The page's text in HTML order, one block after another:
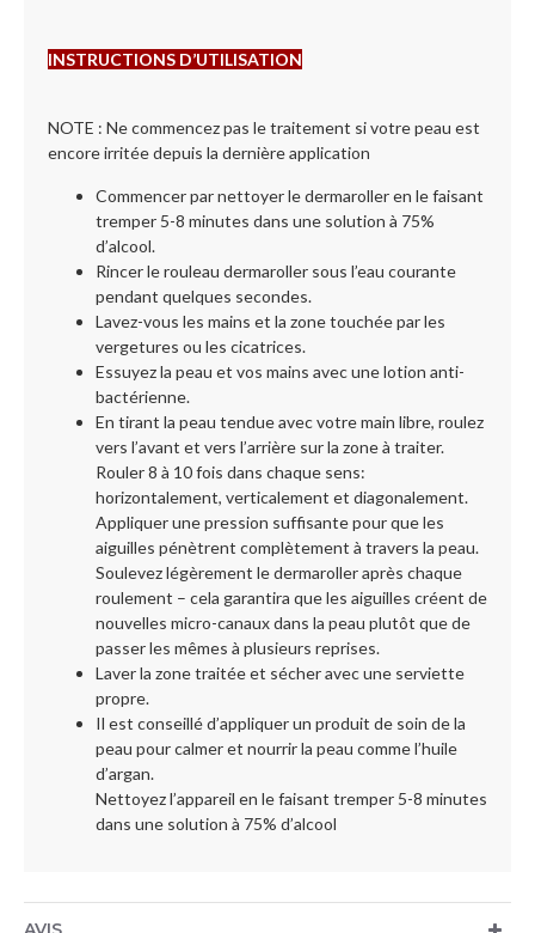
INSTRUCTIONS D’UTILISATION
NOTE : Ne commencez pas le traitement si votre peau est
encore irritée depuis la dernière application
Commencer par nettoyer le dermaroller en le faisant
tremper 5-8 minutes dans une solution à 75%
d’alcool.
Rincer le rouleau dermaroller sous l’eau courante
pendant quelques secondes.
Lavez-vous les mains et la zone touchée par les
vergetures ou les cicatrices.
Essuyez la peau et vos mains avec une lotion anti-
bactérienne.
En tirant la peau tendue avec votre main libre, roulez
vers l’avant et vers l’arrière sur la zone à traiter.
Rouler 8 à 10 fois dans chaque sens:
horizontalement, verticalement et diagonalement.
Appliquer une pression suffisante pour que les
aiguilles pénètrent complètement à travers la peau.
Soulevez légèrement le dermaroller après chaque
roulement – cela garantira que les aiguilles créent de
nouvelles micro-canaux dans la peau plutôt que de
passer les mêmes à plusieurs reprises.
Laver la zone traitée et sécher avec une serviette
propre.
Il est conseillé d’appliquer un produit de soin de la
peau pour calmer et nourrir la peau comme l’huile
d’argan.
Nettoyez l’appareil en le faisant tremper 5-8 minutes
dans une solution à 75% d’alcool